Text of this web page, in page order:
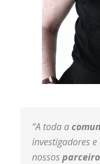
“A toda a
investigadores
nossos